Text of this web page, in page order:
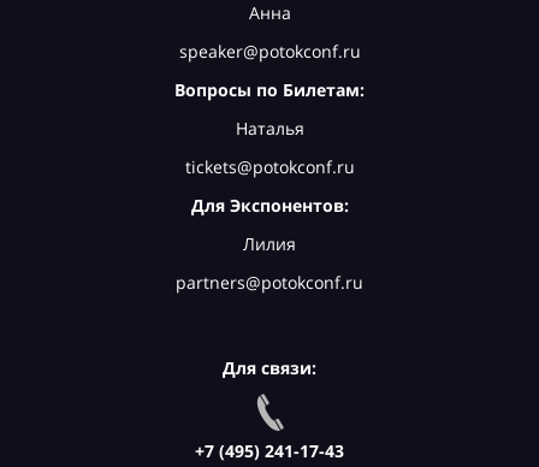
Анна
speaker@potokconf.ru
Вопросы по Билетам:
Наталья
tickets@potokconf.ru
Для Экспонентов:
Лилия
partners@potokconf.ru
Для связи:
+7 (495) 241-17-43